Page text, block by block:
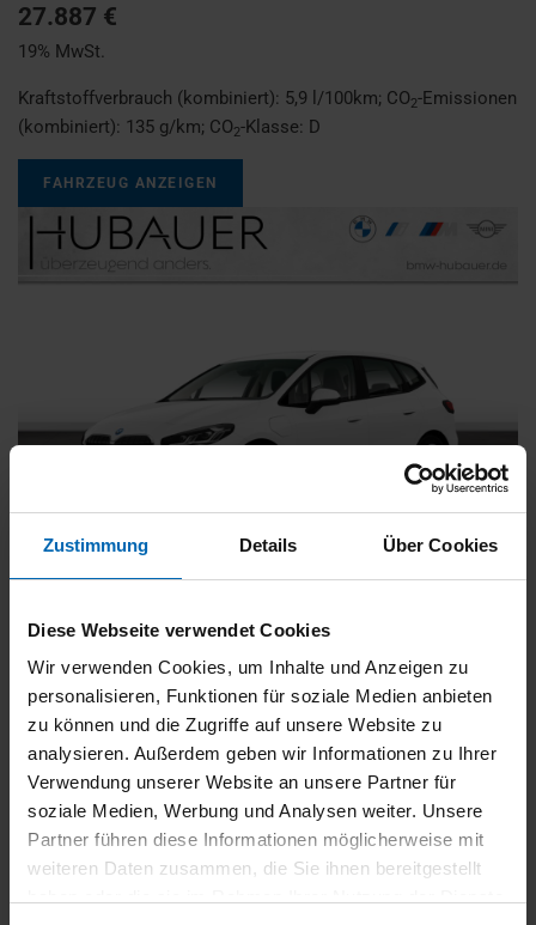
Zustimmung Details Über Cookies
Diese Webseite verwendet Cookies
Wir verwenden Cookies, um Inhalte und Anzeigen zu
personalisieren, Funktionen für soziale Medien anbieten
zu können und die Zugriffe auf unsere Website zu
analysieren. Außerdem geben wir Informationen zu Ihrer
Verwendung unserer Website an unsere Partner für
soziale Medien, Werbung und Analysen weiter. Unsere
Partner führen diese Informationen möglicherweise mit
weiteren Daten zusammen, die Sie ihnen bereitgestellt
27.887 €
19% MwSt.
Kraftstoffverbrauch (kombiniert): 5,9 l/100km; CO2-Emissionen
(kombiniert): 135 g/km; CO2-Klasse: D
FAHRZEUG ANZEIGEN
BMW 225
Gebrauchtwagen
Typ
Pkw
Kilometerstand
54.750 km
Erstzulassung
05/2023
Zustand
Gebrauchtwagen
Leistung
180 kW / 245 PS